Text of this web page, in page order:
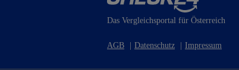
Das Vergleichsportal für Österreich
AGB Datenschutz Impressum